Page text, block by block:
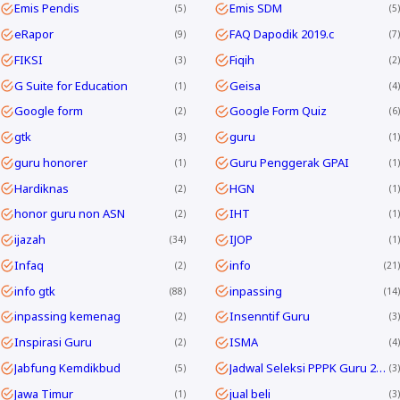
Emis Pendis 5 Emis SDM 5
eRapor 9 FAQ Dapodik 2019.c 7
FIKSI 3 Fiqih 2
G Suite for Education 1 Geisa 4
Google form 2 Google Form Quiz 6
gtk 3 guru 1
guru honorer 1 Guru Penggerak GPAI 1
Hardiknas 2 HGN 1
honor guru non ASN 2 IHT 1
ijazah 34 IJOP 1
Infaq 2 info 21
info gtk 88 inpassing 14
inpassing kemenag 2 Insenntif Guru 3
Inspirasi Guru 2 ISMA 4
Jabfung Kemdikbud 5 Jadwal Seleksi PPPK Guru 2024 3
Jawa Timur 1 jual beli 3